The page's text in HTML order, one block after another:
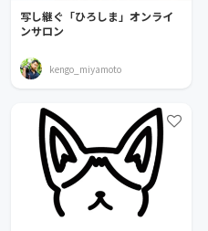
写し継ぐ「ひろしま」オンライ
ンサロン
kengo_miyamoto